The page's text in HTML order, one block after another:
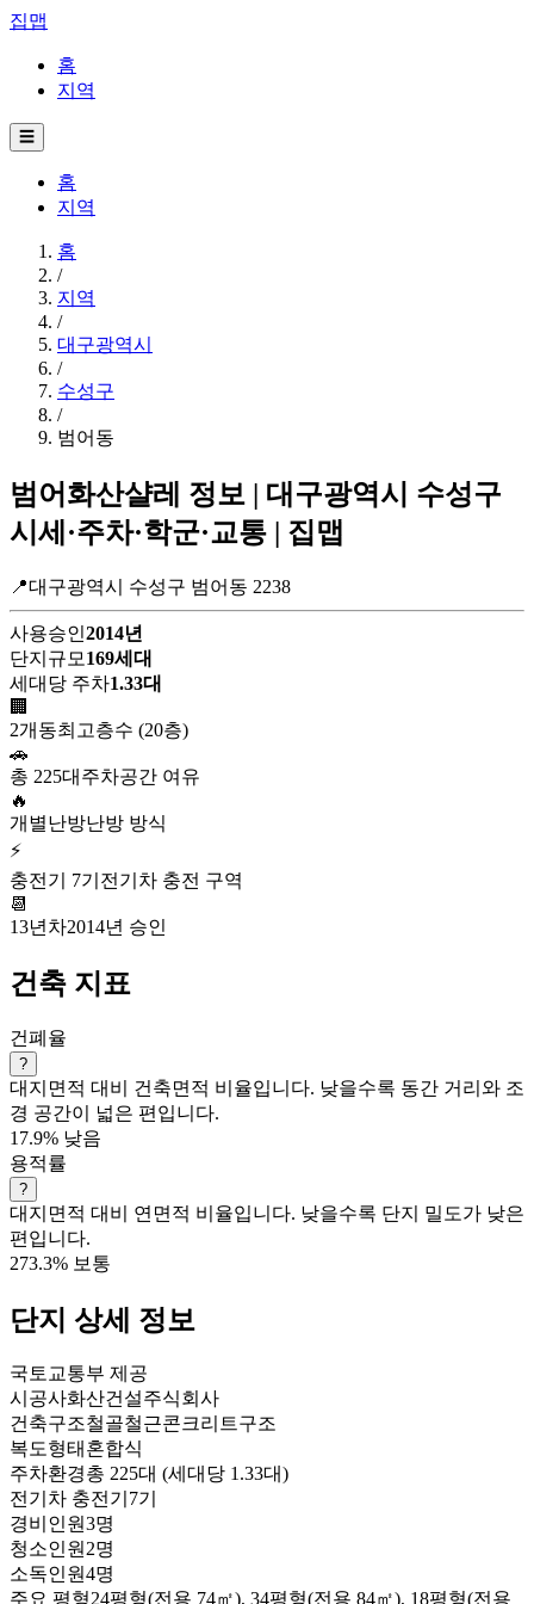
집맵
홈
지역
☰
홈
지역
홈
/
지역
/
대구광역시
/
수성구
/
범어동
범어화산샬레 정보 | 대구광역시 수성구
시세·주차·학군·교통 | 집맵
📍대구광역시 수성구 범어동 2238
사용승인2014년
단지규모 169세대
세대당 주차1.33대
🏢
2개동최고층수 (20층)
🚗
총 225대 주차공간 여유
🔥
개별난방난방 방식
⚡
충전기 7기 전기차 충전 구역
📆
13년차2014년 승인
건축 지표
건폐율
?
대지면적 대비 건축면적 비율입니다. 낮을수록 동간 거리와 조
경 공간이 넓은 편입니다.
17.9% 낮음
용적률
?
대지면적 대비 연면적 비율입니다. 낮을수록 단지 밀도가 낮은
편입니다.
273.3% 보통
단지 상세 정보
국토교통부 제공
시공사화산건설주식회사
건축구조철골철근콘크리트구조
복도형태 혼합식
주차환경총 225대 (세대당 1.33대)
전기차 충전기 7기
경비인원3명
청소인원2명
소독인원4명
주요 평형24평형(전용 74㎡), 34평형(전용 84㎡), 18평형(전용